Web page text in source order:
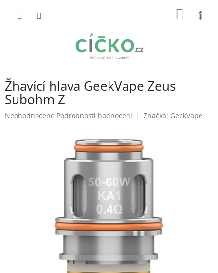
Žhavící hlava GeekVape Zeus
Subohm Z
Průměrné
Neohodnoceno Podrobnosti hodnocení Značka: GeekVape